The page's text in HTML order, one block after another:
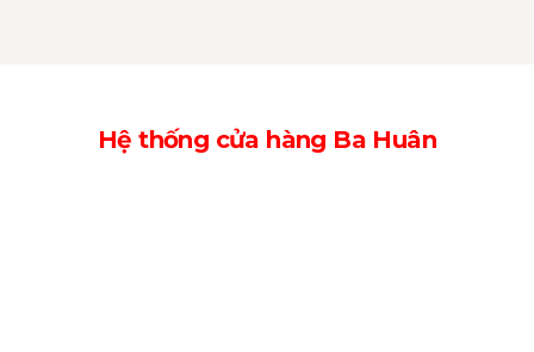
Hệ thống cửa hàng Ba Huân